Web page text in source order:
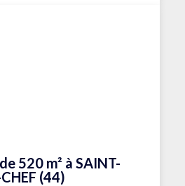
520 m² à SAINT-
(44)